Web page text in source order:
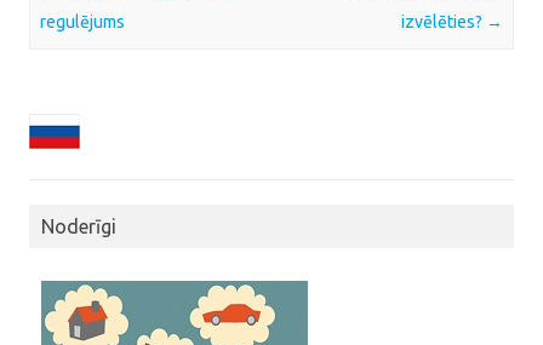
regulējums
izvēlēties? →
Noderīgi